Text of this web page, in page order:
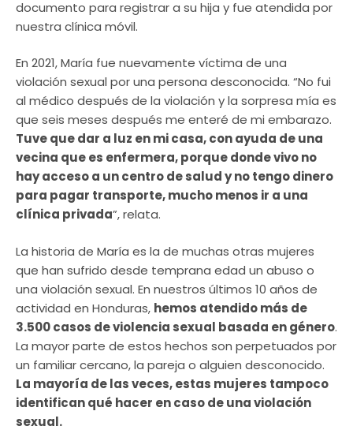
documento para registrar a su hija y fue atendida por
nuestra clínica móvil.
En 2021, María fue nuevamente víctima de una
violación sexual por una persona desconocida. “No fui
al médico después de la violación y la sorpresa mía es
que seis meses después me enteré de mi embarazo.
Tuve que dar a luz en mi casa, con ayuda de una
vecina que es enfermera, porque donde vivo no
hay acceso a un centro de salud y no tengo dinero
para pagar transporte, mucho menos ir a una
clínica privada”, relata.
La historia de María es la de muchas otras mujeres
que han sufrido desde temprana edad un abuso o
una violación sexual. En nuestros últimos 10 años de
actividad en Honduras, hemos atendido más de
3.500 casos de violencia sexual basada en género.
La mayor parte de estos hechos son perpetuados por
un familiar cercano, la pareja o alguien desconocido.
La mayoría de las veces, estas mujeres tampoco
identifican qué hacer en caso de una violación
sexual.